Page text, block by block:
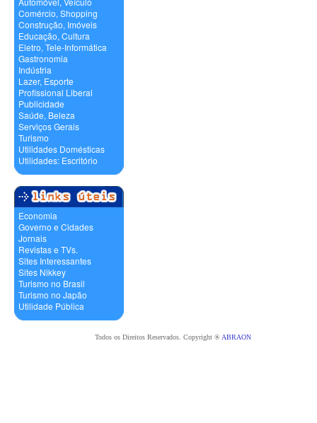
Comércio, Shopping
Construção, Imóveis
Educação, Cultura
Eletro, Tele-Informática
Gastronomia
Indústria
Lazer, Esporte
Profissional Liberal
Publicidade
Saúde, Beleza
Serviços Gerais
Turismo
Utilidades Domésticas
Utilidades: Escritório
Economia
Governo e Cidades
Jornais
Revistas e TVs.
Sites Interessantes
Sites Nikkey
Turismo no Brasil
Turismo no Japão
Utilidade Pública
Todos os Direitos Reservados. Copyright ® ABRAON